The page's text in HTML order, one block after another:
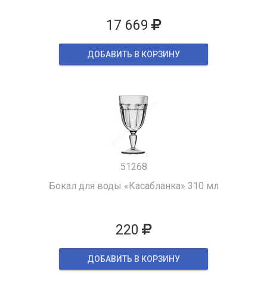
17 669
ДОБАВИТЬ В КОРЗИНУ
51268
Бокал для воды «Касабланка» 310 мл
220
ДОБАВИТЬ В КОРЗИНУ